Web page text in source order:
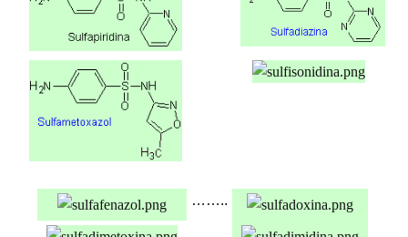
……..